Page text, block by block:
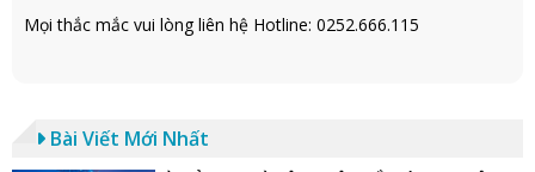
Mọi thắc mắc vui lòng liên hệ Hotline: 0252.666.115
Bài Viết Mới Nhất